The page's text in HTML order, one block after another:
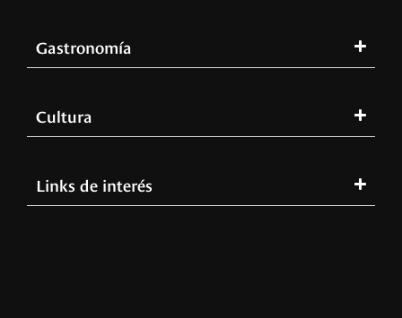
Gastronomía
Cultura
Links de interés